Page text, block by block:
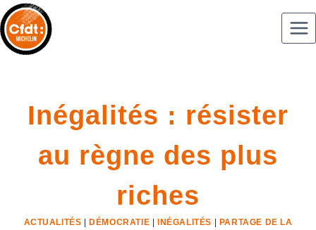
Inégalités : résister
au règne des plus
riches
ACTUALITÉS DÉMOCRATIE INÉGALITÉS
PARTAGE DE LA